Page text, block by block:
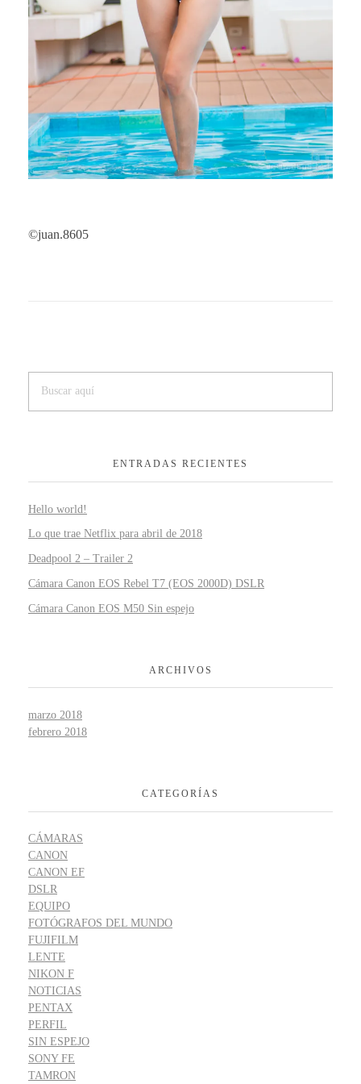
©juan.8605
ENTRADAS RECIENTES
Hello world!
Lo que trae Netflix para abril de 2018
Deadpool 2 – Trailer 2
Cámara Canon EOS Rebel T7 (EOS 2000D) DSLR
Cámara Canon EOS M50 Sin espejo
ARCHIVOS
marzo 2018
febrero 2018
CATEGORÍAS
CÁMARAS
CANON
CANON EF
DSLR
EQUIPO
FOTÓGRAFOS DEL MUNDO
FUJIFILM
LENTE
NIKON F
NOTICIAS
PENTAX
PERFIL
SIN ESPEJO
SONY FE
TAMRON